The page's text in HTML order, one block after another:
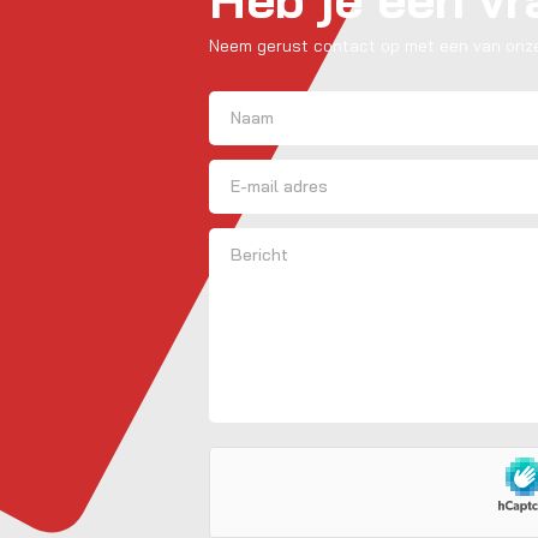
Neem gerust contact op met een van
Naam
Voornaam
E-mailadres
Bericht